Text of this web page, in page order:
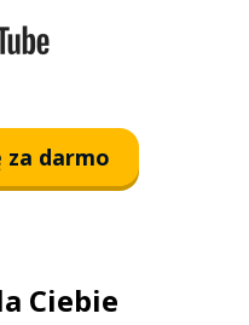
za darmo
Ciebie